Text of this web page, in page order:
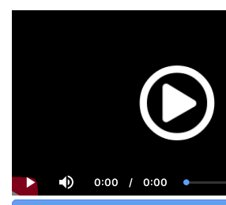
Play Mute
Current
Time
0:00 / Duration
0:00 Loaded:
0.00%